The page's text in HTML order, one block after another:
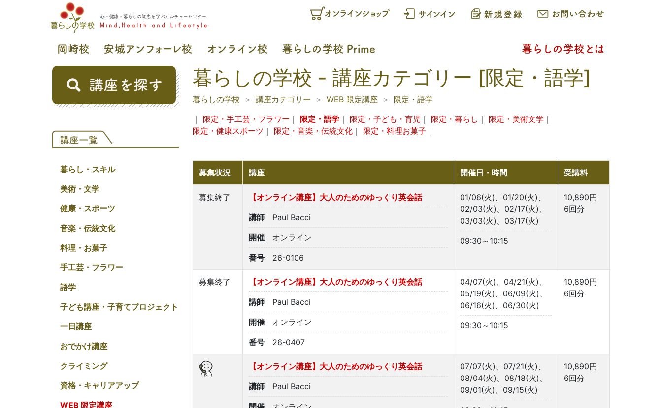
暮らし・スキル
美術・文学
健康・スポーツ
音楽・伝統文化
料理・お菓子
手工芸・フラワー
語学
子ども講座・子育てプロジェクト
一日講座
おでかけ講座
クライミング
資格・キャリアアップ
WEB 限定講座
暮らしの学校 - 講座カテゴリー [限定・語学]
暮らしの学校 講座カテゴリー WEB 限定講座
限定・語学
｜ 限定・手工芸・フラワー ｜ 限定・語学 ｜ 限定・子ども・育児 ｜ 限定・暮らし ｜ 限定・美術文学 ｜
限定・健康スポーツ ｜ 限定・音楽・伝統文化 ｜ 限定・料理お菓子 ｜
募集状況 講座 開催日・時間 受講料
募集終了 【オンライン講座】大人のためのゆっくり英会話
講師 Paul Bacci
開催 オンライン
番号 26-0106
01/06(火)、01/20(火)、
02/03(火)、02/17(火)、
03/03(火)、03/17(火)
09:30～10:15
10,890円
6回分
募集終了 【オンライン講座】大人のためのゆっくり英会話
講師 Paul Bacci
開催 オンライン
番号 26-0407
04/07(火)、04/21(火)、
05/19(火)、06/09(火)、
06/16(火)、06/30(火)
09:30～10:15
10,890円
6回分
【オンライン講座】大人のためのゆっくり英会話
講師 Paul Bacci
07/07(火)、07/21(火)、
08/04(火)、08/18(火)、
09/01(火)、09/15(火)
10,890円
6回分